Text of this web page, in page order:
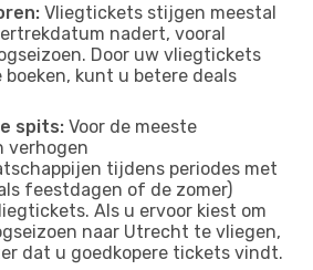
Vliegtickets stijgen meestal
nadert, vooral
Door uw vliegtickets
kunt u betere deals
spits: Voor de meeste
verhogen
tijdens periodes met
feestdagen of de zomer)
Als u ervoor kiest om
naar Utrecht te vliegen,
dat u goedkopere tickets vindt.